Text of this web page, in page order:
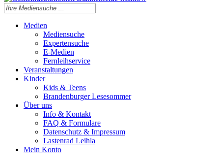
Medien
Mediensuche
Expertensuche
E-Medien
Fernleihservice
Veranstaltungen
Kinder
Kids & Teens
Brandenburger Lesesommer
Über uns
Info & Kontakt
FAQ & Formulare
Datenschutz & Impressum
Lastenrad Leihla
Mein Konto